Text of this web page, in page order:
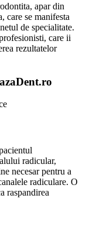
apar din
care se manifesta
de specialitate.
care ii
rezultatelor
radicular,
necesar pentru a
radiculare. O
raspandirea